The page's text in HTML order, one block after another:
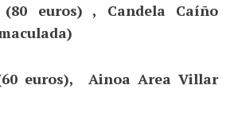
euros) , Candela Caíño
euros), Ainoa Area Villar